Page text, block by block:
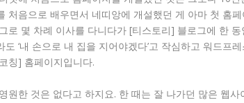
처음으로 배우면서 네띠앙에 개설했던 게 아마 첫 홈
로 몇 차례 이사를 다니다가 [티스토리] 블로그에 한
도 ‘내 손으로 내 집을 지어야겠다’고 작심하고 워드
칭] 홈페이지입니다.
원한 것은 없다고 하지요. 한 때는 잘 나가던 많은 웹